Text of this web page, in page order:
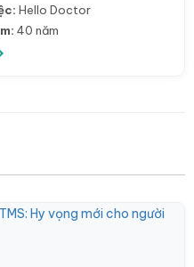
Hello Doctor
40 năm